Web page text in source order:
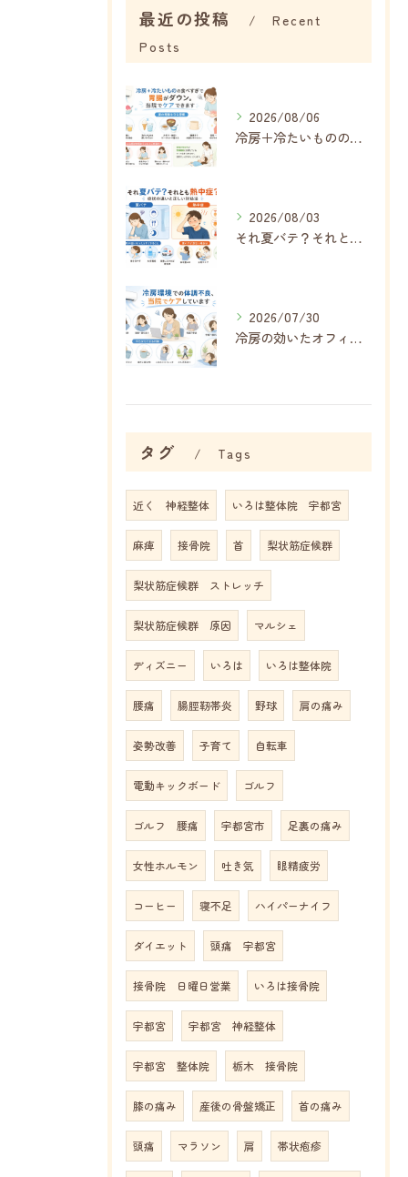
最近の投稿
Recent
Posts
2026/08/06
冷房＋冷たいものの食べすぎで内臓がボロボロに…夏に増える胃腸の不調
2026/08/03
それ夏バテ？それとも熱中症？症状の違いと正しい対処法
2026/07/30
冷房の効いたオフィス・自宅で増える不調、その正体は「冷房病」
タグ Tags
近く 神経整体 いろは整体院 宇都宮
麻痺 接骨院 首 梨状筋症候群
梨状筋症候群 ストレッチ
梨状筋症候群 原因 マルシェ
ディズニー いろは いろは整体院
腰痛 腸脛靭帯炎 野球 肩の痛み
姿勢改善 子育て 自転車
電動キックボード ゴルフ
ゴルフ 腰痛 宇都宮市 足裏の痛み
女性ホルモン 吐き気 眼精疲労
コーヒー 寝不足 ハイパーナイフ
ダイエット 頭痛 宇都宮
接骨院 日曜日営業 いろは接骨院
宇都宮 宇都宮 神経整体
宇都宮 整体院 栃木 接骨院
膝の痛み 産後の骨盤矯正 首の痛み
頭痛 マラソン 肩 帯状疱疹